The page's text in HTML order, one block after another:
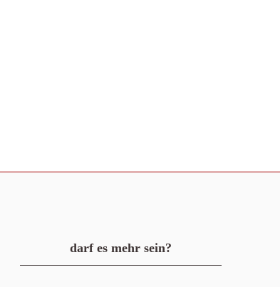
darf es mehr sein?